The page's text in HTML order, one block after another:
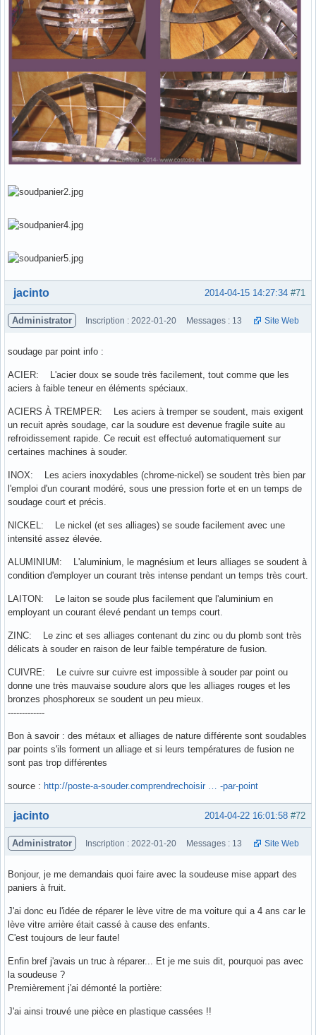
Hors ligne #71
2014-04-15 14:27:34
jacinto
Administrator Inscription : 2022-01-20 Messages : 13 Site Web
soudage par point info :
ACIER: L'acier doux se soude très facilement, tout comme que les
aciers à faible teneur en éléments spéciaux.
ACIERS À TREMPER: Les aciers à tremper se soudent, mais exigent
un recuit après soudage, car la soudure est devenue fragile suite au
refroidissement rapide. Ce recuit est effectué automatiquement sur
certaines machines à souder.
INOX: Les aciers inoxydables (chrome-nickel) se soudent très bien par
l'emploi d'un courant modéré, sous une pression forte et en un temps de
soudage court et précis.
NICKEL: Le nickel (et ses alliages) se soude facilement avec une
intensité assez élevée.
ALUMINIUM: L'aluminium, le magnésium et leurs alliages se soudent à
condition d'employer un courant très intense pendant un temps très court.
LAITON: Le laiton se soude plus facilement que l'aluminium en
employant un courant élevé pendant un temps court.
ZINC: Le zinc et ses alliages contenant du zinc ou du plomb sont très
délicats à souder en raison de leur faible température de fusion.
CUIVRE: Le cuivre sur cuivre est impossible à souder par point ou
donne une très mauvaise soudure alors que les alliages rouges et les
bronzes phosphoreux se soudent un peu mieux.
-------------
Bon à savoir : des métaux et alliages de nature différente sont soudables
par points s'ils forment un alliage et si leurs températures de fusion ne
sont pas trop différentes
source : http://poste-a-souder.comprendrechoisir … -par-point
Hors ligne #72
2014-04-22 16:01:58
jacinto
Administrator Inscription : 2022-01-20 Messages : 13 Site Web
Bonjour, je me demandais quoi faire avec la soudeuse mise appart des
paniers à fruit.
J'ai donc eu l'idée de réparer le lève vitre de ma voiture qui a 4 ans car le
lève vitre arrière était cassé à cause des enfants.
C'est toujours de leur faute!
Enfin bref j'avais un truc à réparer... Et je me suis dit, pourquoi pas avec
la soudeuse ?
Premièrement j'ai démonté la portière:
J'ai ainsi trouvé une pièce en plastique cassées !!